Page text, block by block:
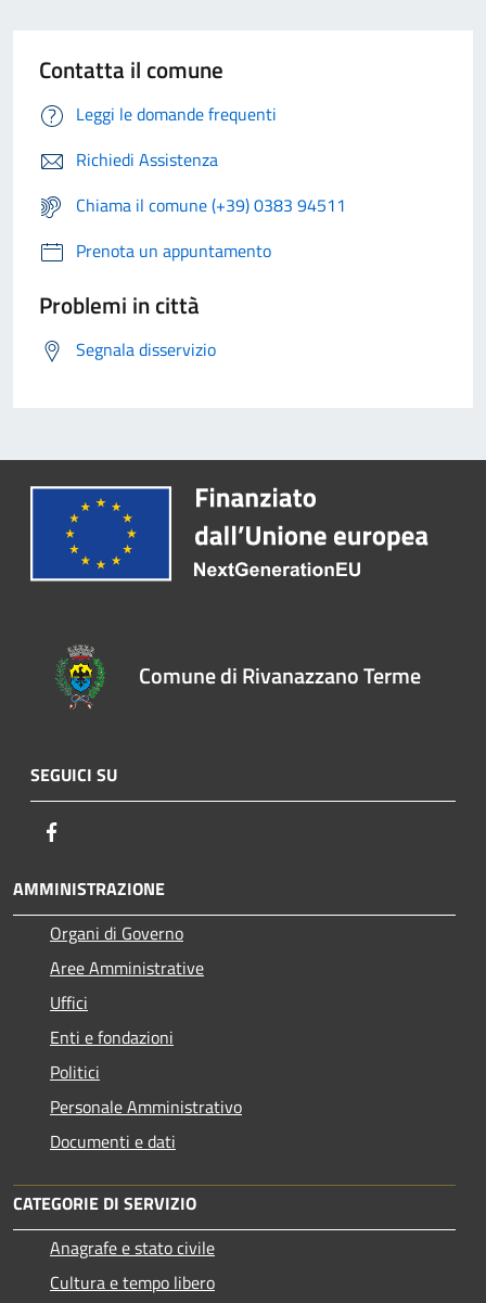
Contatta il comune
Leggi le domande frequenti
Richiedi Assistenza
Chiama il comune (+39) 0383 94511
Prenota un appuntamento
Problemi in città
Segnala disservizio
Comune di Rivanazzano Terme
SEGUICI SU
AMMINISTRAZIONE
Organi di Governo
Aree Amministrative
Uffici
Enti e fondazioni
Politici
Personale Amministrativo
Documenti e dati
CATEGORIE DI SERVIZIO
Anagrafe e stato civile
Cultura e tempo libero